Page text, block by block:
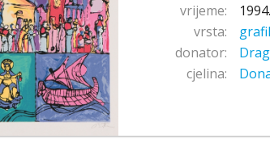
vrijeme:
1994.
vrsta:
donator:
cjelina: